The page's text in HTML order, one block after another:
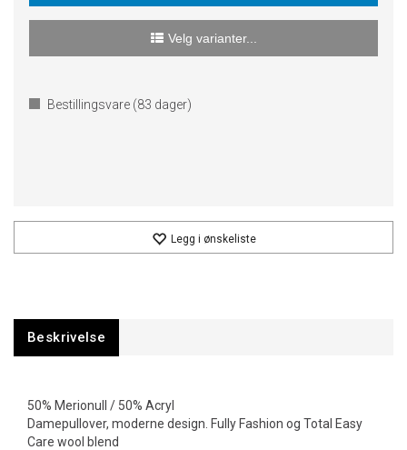
Velg varianter...
Bestillingsvare (83 dager)
Legg i ønskeliste
Beskrivelse
50% Merionull / 50% Acryl
Damepullover, moderne design. Fully Fashion og Total Easy
Care wool blend